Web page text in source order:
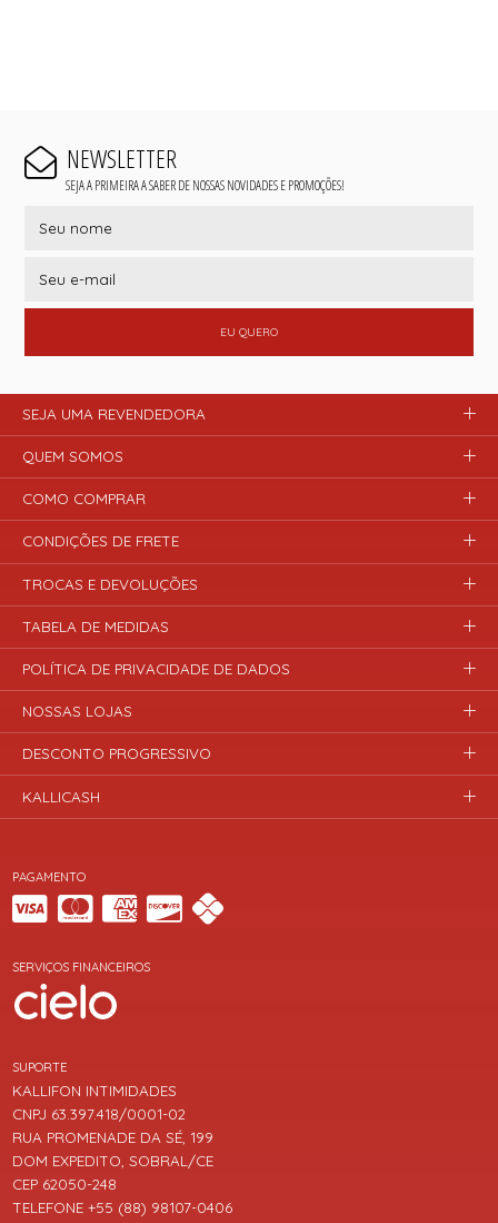
NEWSLETTER
SEJA A PRIMEIRA A SABER DE NOSSAS NOVIDADES E PROMOÇÕES!
EU QUERO
PAGAMENTO
SERVIÇOS FINANCEIROS
SUPORTE
KALLIFON INTIMIDADES
CNPJ 63.397.418/0001-02
RUA PROMENADE DA SÉ, 199
DOM EXPEDITO, SOBRAL/CE
CEP 62050-248
TELEFONE +55 (88) 98107-0406
SEJA UMA REVENDEDORA
QUEM SOMOS
COMO COMPRAR
CONDIÇÕES DE FRETE
TROCAS E DEVOLUÇÕES
TABELA DE MEDIDAS
POLÍTICA DE PRIVACIDADE DE DADOS
NOSSAS LOJAS
DESCONTO PROGRESSIVO
KALLICASH